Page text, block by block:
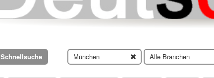
Schnellsuche München Alle Branchen